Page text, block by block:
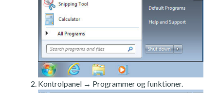
Kontrolpanel → Programmer og funktioner.